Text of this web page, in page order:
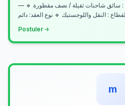
— المنطقة : قفصة 🔹 الوظيفة : سائق شاحنات ثقيلة / نصف مقطورة 🔹
Postuler
m